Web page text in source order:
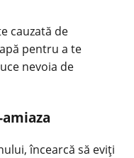
cauzată de
pentru a te
nevoia de
încearcă să eviți